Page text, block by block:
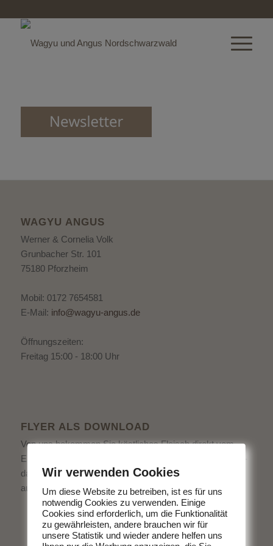
WAGYU ANGUS
Werner & Cornelia Volk
Grunbacher Str. 101
75180 Pforzheim
Mobil: 0172 7654581
E-Mail: info@wagyu-angus.de
Öffnungszeiten:
Freitag 15:00 - 18:00 Uhr
FLYER ALS DOWNLOAD
Von uns bekommen Sie köstliches Fleisch direkt vom
Erzeuger. Ohne schlechtes Gewissen Fleisch zu essen -
das geht. Entscheiden Sie sich für hochwertige Produkte
aus der Region.
Wir verwenden Cookies
Um diese Website zu betreiben, ist es für uns
notwendig Cookies zu verwenden. Einige
Cookies sind erforderlich, um die Funktionalität
zu gewährleisten, andere brauchen wir für
unsere Statistik und wieder andere helfen uns